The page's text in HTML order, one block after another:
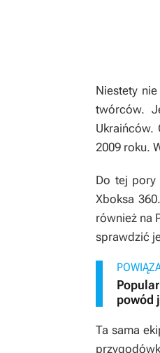
Niestety
twórców.
2009 roku.
Do tej pory
Xboksa
również na
sprawdzić
powód
Ta sama